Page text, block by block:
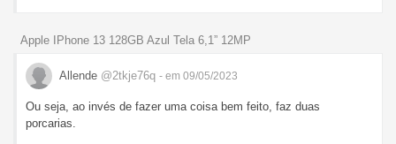
Apple IPhone 13 128GB Azul Tela 6,1” 12MP
Allende @2tkje76q - em 09/05/2023
Ou seja, ao invés de fazer uma coisa bem feito, faz duas
porcarias.